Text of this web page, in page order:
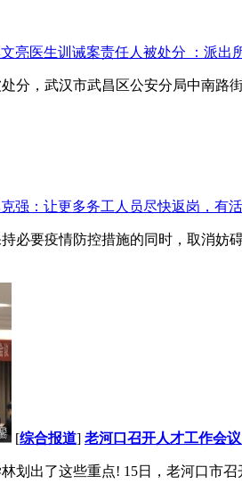
亮医生训诫案责任人被处分 ：派出
分，武汉市武昌区公安分局中南路
强：让更多务工人员尽快返岗，有
必要疫情防控措施的同时，取消妨
[综合报道] 老河口召开人才工作会
划出了这些重点! 15日，老河口市